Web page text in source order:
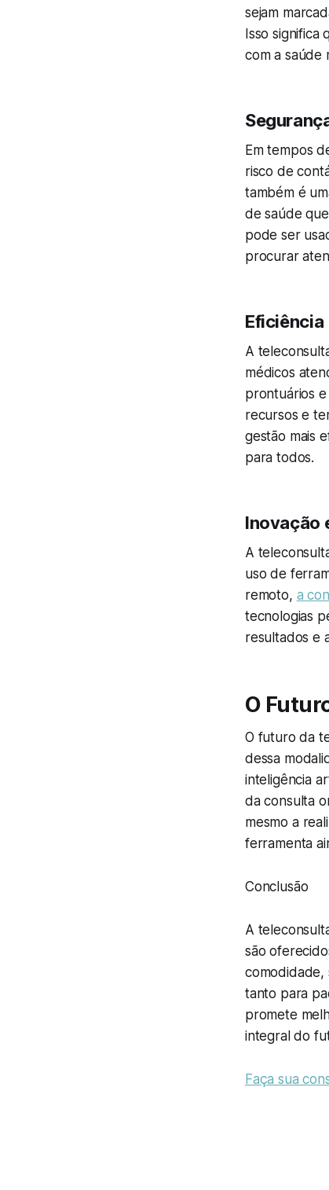
sejam
Isso
com a saúde
Em tempos
risco de
também é
de saúde
pode ser
procurar
Eficiência
A
médicos
prontuários
recursos e
gestão mais
para todos.
Inovação
A
uso de
remoto, a
tecnologias
resultados e
O
O futuro da
dessa
inteligência
da consulta
mesmo a
ferramenta
Conclusão
A
são
comodidade,
tanto para
promete
integral do
Faça sua